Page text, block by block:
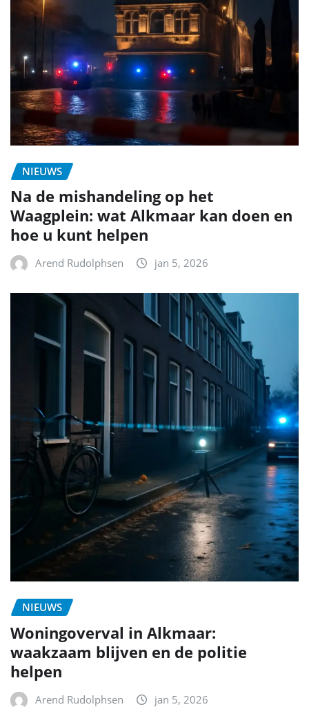
NIEUWS
Na de mishandeling op het
Waagplein: wat Alkmaar kan doen en
hoe u kunt helpen
Arend Rudolphsen jan 5, 2026
NIEUWS
Woningoverval in Alkmaar:
waakzaam blijven en de politie
helpen
Arend Rudolphsen jan 5, 2026